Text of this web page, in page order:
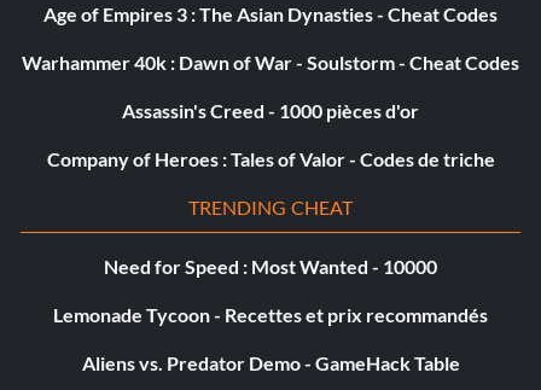
Age of Empires 3 : The Asian Dynasties - Cheat Codes
Warhammer 40k : Dawn of War - Soulstorm - Cheat Codes
Assassin's Creed - 1000 pièces d'or
Company of Heroes : Tales of Valor - Codes de triche
TRENDING CHEAT
Need for Speed : Most Wanted - 10000
Lemonade Tycoon - Recettes et prix recommandés
Aliens vs. Predator Demo - GameHack Table